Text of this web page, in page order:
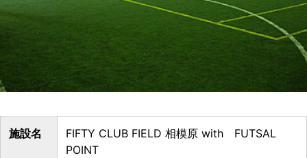
施設名
FIFTY CLUB FIELD 相模原 with FUTSAL
POINT